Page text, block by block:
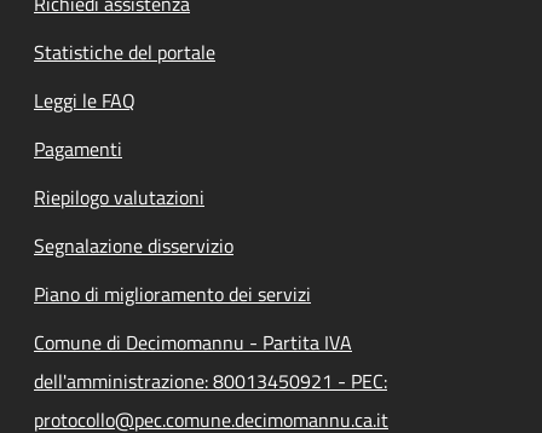
Statistiche del portale
Leggi le FAQ
Pagamenti
Riepilogo valutazioni
Segnalazione disservizio
Piano di miglioramento dei servizi
Comune di Decimomannu - Partita IVA
dell'amministrazione: 80013450921 - PEC:
protocollo@pec.comune.decimomannu.ca.it